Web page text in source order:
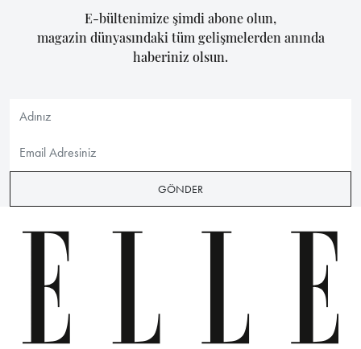
E-bültenimize şimdi abone olun,
magazin dünyasındaki tüm gelişmelerden anında
haberiniz olsun.
GÖNDER